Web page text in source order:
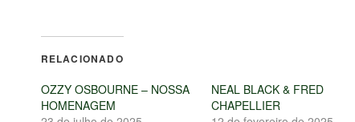
RELACIONADO
OZZY OSBOURNE – NOSSA
HOMENAGEM
NEAL BLACK & FRED
CHAPELLIER